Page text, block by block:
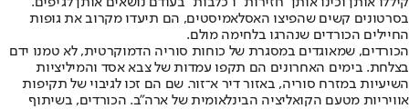
בסרטונים קשים שהפיצו האסלאמיסטים, הם תיעדו מקרוב את גופות
החיילים הכורדים שנהרגו בלחימה מולם.
הכורדים, שמאוגדים במסגרת של כוחות סוריה הדמוקרטית, לא טמנו ידם
בצלחת. בימים האחרונים הם תקפו עמדות של צבא אסד והמיליציות
השיעיות במזרח סוריה, באזור דיר א־זור. שם הם זכו לגיבוי של תקיפות
אוויריות מטעם הקואליציה הבינלאומית של ארה"ב. הכורדים, בשיתוף